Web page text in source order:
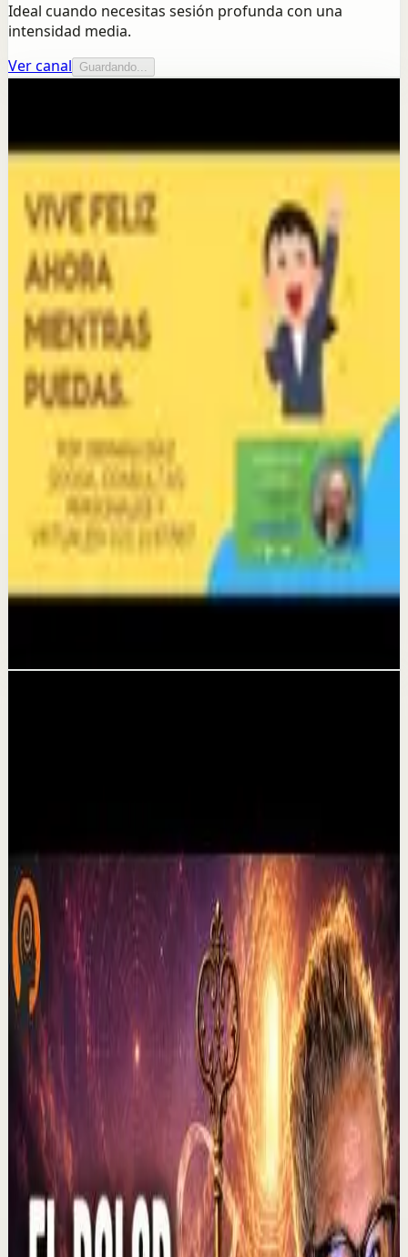
Ideal cuando necesitas sesión profunda con una
intensidad media.
Ver canal
Guardando...
Seguir explorando
Sesión profunda
SÓLO QUIEN ARRIESGA SABE LO QUE ES
TRIUNFAR. -BAJE LA APP DE MI EMISORA
POSITIVA ESTEREO-3222187567
29 may
Sesión profunda
QUE NADA ALTERE LA PAZ DE SUS
PENSAMIENTOS. SOLICITE CONSULTA VIRTUAL
CON GERMÁN DÍAZ. 322 2187567
27 may
Sesión profunda
VIVE FELIZ AHORA MIENTRAS PUEDAS.
GERMAN DIAZ SOSSA, DIRECTOR DE RADIO
POSITIVA ESTEREO. 322 2187567
Por qué dejan de creer en mi | Por el Placer
de Vivir con César Lozano
CCésar Lozano
6 ago
No te olvides de darle ME GUSTA a este video y sigue mi
canal para que no te pierdas ninguno de mis estrenos. Si
ya me sigues recuerda activar la c...
228
visualizaciones
Ver
→
2:37
YouTube Charla
Sesión profunda
Media
El que muestra hambre no come... | Alex Pro
en @asiomasclaropodcast con César Lozano